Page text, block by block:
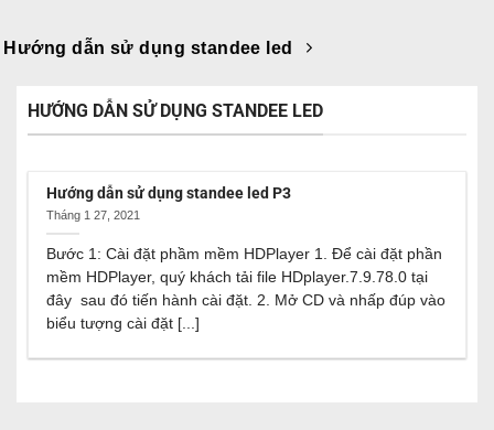
Hướng dẫn sử dụng standee led
HƯỚNG DẪN SỬ DỤNG STANDEE LED
Hướng dẫn sử dụng standee led P3
Tháng 1 27, 2021
Bước 1: Cài đặt phầm mềm HDPlayer 1. Để cài đặt phần
mềm HDPlayer, quý khách tải file HDplayer.7.9.78.0 tại
đây sau đó tiến hành cài đặt. 2. Mở CD và nhấp đúp vào
biểu tượng cài đặt [...]